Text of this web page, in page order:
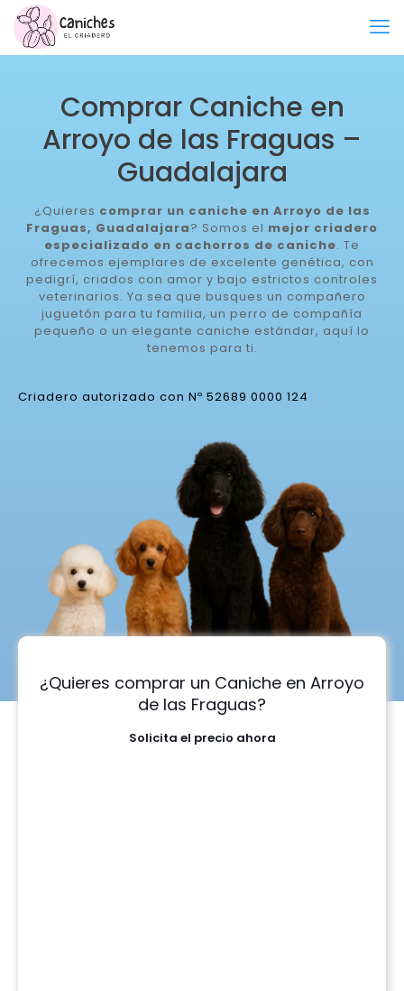
Comprar Caniche en
Arroyo de las Fraguas –
Guadalajara
¿Quieres comprar un caniche en Arroyo de las
Fraguas, Guadalajara? Somos el mejor criadero
especializado en cachorros de caniche. Te
ofrecemos ejemplares de excelente genética, con
pedigrí, criados con amor y bajo estrictos controles
veterinarios. Ya sea que busques un compañero
juguetón para tu familia, un perro de compañía
pequeño o un elegante caniche estándar, aquí lo
tenemos para ti.
Criadero autorizado con Nº 52689 0000 124
¿Quieres comprar un Caniche en Arroyo
de las Fraguas?
Solicita el precio ahora